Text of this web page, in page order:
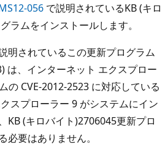
056 で説明されているKB (キロ
ラムをインストールします。
明されているこの更新プログラム
は、インターネット エクスプロー
の CVE-2012-2523 に対応している
スプローラー 9 がシステムにイン
KB (キロバイト)2706045更新プロ
必要はありません。